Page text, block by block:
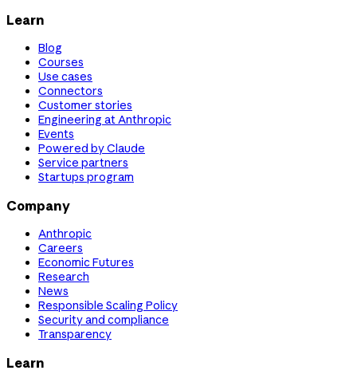
Learn
Blog
Courses
Use cases
Connectors
Customer stories
Engineering at Anthropic
Events
Powered by Claude
Service partners
Startups program
Company
Anthropic
Careers
Economic Futures
Research
News
Responsible Scaling Policy
Security and compliance
Transparency
Learn